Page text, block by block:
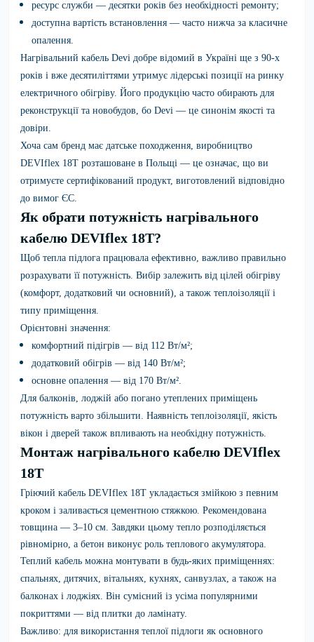
ресурс служби — десятки років без необхідності ремонту;
доступна вартість встановлення — часто нижча за класичне
опалення.
Нагрівальний кабель Devi добре відомий в Україні ще з 90-х
років і вже десятиліттями утримує лідерські позиції на ринку
електричного обігріву. Його продукцію часто обирають для
реконструкції та новобудов, бо Devi — це синонім якості та
довіри.
Хоча сам бренд має датське походження, виробництво
DEVIflex 18T розташоване в Польщі — це означає, що ви
отримуєте сертифікований продукт, виготовлений відповідно
до вимог ЄС.
Як обрати потужність нагрівального
кабелю DEVIflex 18T?
Щоб тепла підлога працювала ефективно, важливо правильно
розрахувати її потужність. Вибір залежить від цілей обігріву
(комфорт, додатковий чи основний), а також теплоізоляції і
типу приміщення.
Орієнтовні значення:
комфортний підігрів — від 112 Вт/м²;
додатковий обігрів — від 140 Вт/м²;
основне опалення — від 170 Вт/м².
Для балконів, лоджій або погано утеплених приміщень
потужність варто збільшити. Наявність теплоізоляції, якість
вікон і дверей також впливають на необхідну потужність.
Монтаж нагрівального кабелю DEVIflex
18T
Гріючий кабель DEVIflex 18T укладається змійкою з певним
кроком і заливається цементною стяжкою. Рекомендована
товщина — 3–10 см. Завдяки цьому тепло розподіляється
рівномірно, а бетон виконує роль теплового акумулятора.
Теплий кабель можна монтувати в будь-яких приміщеннях:
спальнях, дитячих, вітальнях, кухнях, санвузлах, а також на
балконах і лоджіях. Він сумісний із усіма популярними
покриттями — від плитки до ламінату.
Важливо: для використання теплої підлоги як основного